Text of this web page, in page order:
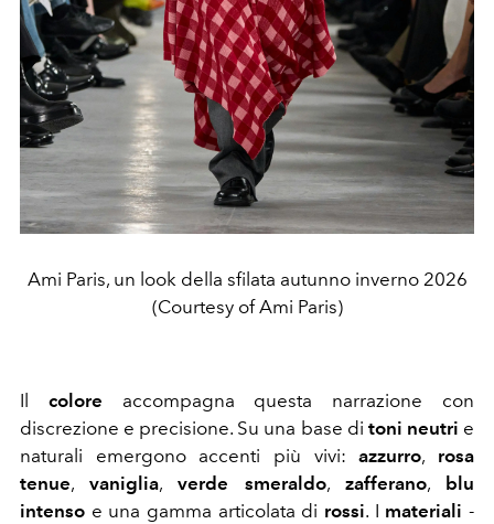
Ami Paris, un look della sfilata autunno inverno 2026
(Courtesy of Ami Paris)
Il colore accompagna questa narrazione con
discrezione e precisione. Su una base di toni neutri e
naturali emergono accenti più vivi:azzurro, rosa
tenue,vaniglia,verde smeraldo, zafferano,
blu
intenso e una gamma articolata di rossi. I materiali -